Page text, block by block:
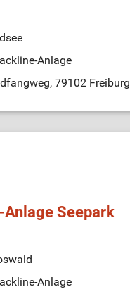
Anlage
79102 Freiburg
Seepark
Anlage